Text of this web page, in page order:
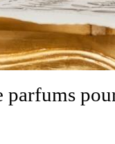
parfums